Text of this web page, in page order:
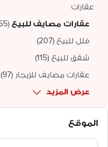
عقارات
عقارات مصايف للبيع (
فلل للبيع (
207
)
شقق للبيع (
115
)
عقارات مصايف للإيجار (
97
)
عرض المزيد
الموقع